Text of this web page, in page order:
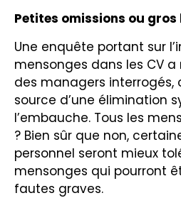
Petites omissions ou gros
Une enquête portant sur
mensonges dans les CV a
des managers interrogés,
source d’une élimination
l’embauche. Tous les
? Bien sûr que non,
personnel seront mieux
mensonges qui pourront
fautes graves.